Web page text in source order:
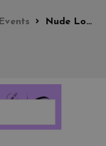
Events Nude Look Party